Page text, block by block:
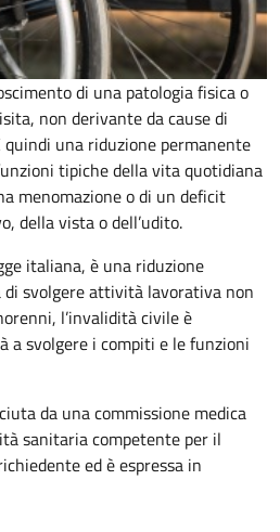
di una patologia fisica o
non derivante da cause di
quindi una riduzione permanente
tipiche della vita quotidiana
menomazione o di un deficit
della vista o dell’udito.
italiana, è una riduzione
di svolgere attività lavorativa non
l’invalidità civile è
a svolgere i compiti e le funzioni
da una commissione medica
sanitaria competente per il
ed è espressa in